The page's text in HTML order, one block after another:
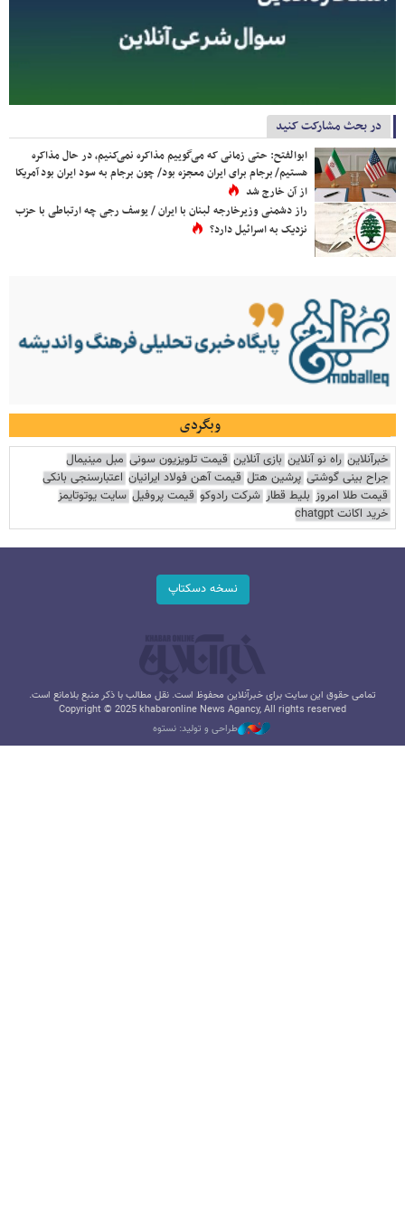
در بحث مشارکت کنید
ابوالفتح: حتی زمانی که می‌گوییم مذاکره نمی‌کنیم، در حال مذاکره
هستیم/ برجام برای ایران معجزه بود/ چون برجام به سود ایران بود آمریکا
از آن خارج شد
راز دشمنی وزیرخارجه لبنان با ایران / یوسف رجی چه ارتباطی با حزب
نزدیک به اسرائیل دارد؟
وبگردی
خبرآنلاین راه نو آنلاین بازی آنلاین قیمت تلویزیون سونی مبل مینیمال
جراح بینی گوشتی پرشین هتل قیمت آهن فولاد ایرانیان اعتبارسنجی بانکی
قیمت طلا امروز بلیط قطار شرکت رادوکو قیمت پروفیل سایت یوتوتایمز
خرید اکانت chatgpt
نسخه دسکتاپ
تمامی حقوق این سایت برای خبرآنلاین محفوظ است. نقل مطالب با ذکر منبع بلامانع است.
Copyright © 2025 khabaronline News Agancy, All rights reserved
طراحی و تولید: نستوه